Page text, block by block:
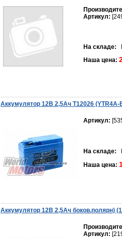
Артикул:
На складе:
Наша цена:
Аккумулятор 12В 2,5Ач T12026
Артикул:
На складе:
Наша цена:
Аккумулятор 12В 2,5Ач боков.полярн)
Артикул: